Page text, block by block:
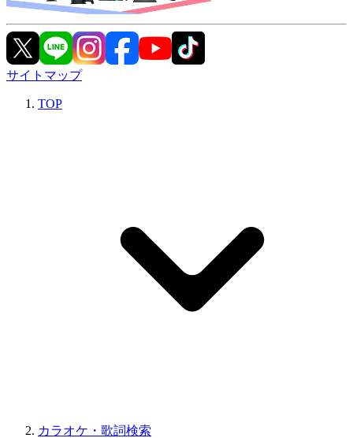
サイトマップ
TOP
カラオケ・歌詞検索